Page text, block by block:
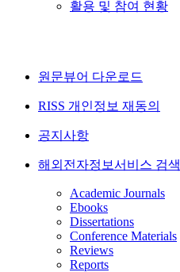
활용 및 참여 현황
원문뷰어 다운로드
RISS 개인정보 재동의
공지사항
해외전자정보서비스 검색
Academic Journals
Ebooks
Dissertations
Conference Materials
Reviews
Reports